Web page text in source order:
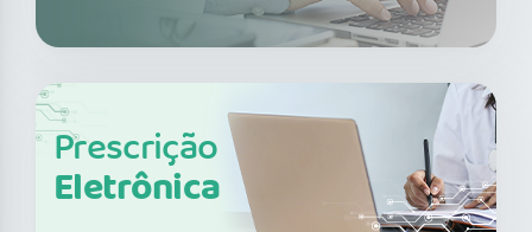
Prescrição
Eletrônica